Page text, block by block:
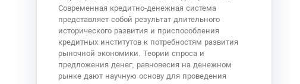
Современная кредитно-денежная система
представляет собой результат длительного
исторического развития и приспособления
кредитных институтов к потребностям развития
рыночной экономики. Теории спроса и
предложения денег, равновесия на денежном
рынке дают научную основу для проведения